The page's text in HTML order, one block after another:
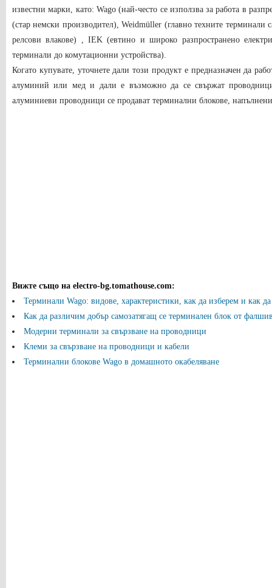
известни марки, като: Wago (най-често се използва за работа в
(стар немски производител), Weidmüller (главно техните терминали
релсови влакове) , IEK (евтино и широко разпространено
терминали до комутационни устройства).
Когато купувате, уточнете дали този продукт е предназначен да
алуминий или мед и дали е възможно да се свържат
алуминиеви проводници се продават терминални блокове,
Вижте също на electro-bg.tomathouse.com:
Терминали Wago: видове, характеристики, как да изберем и как
Как да различим добър самозатягащ се терминален блок от
Модерни терминали за свързване на проводници
Клеми за свързване на проводници и кабели
Терминални блокове Wago в домашното окабеляване